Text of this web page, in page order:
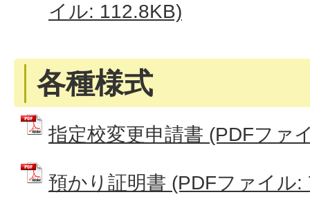
イル: 112.8KB)
各種様式
指定校変更申請書 (PDFファ
預かり証明書 (PDFファイル: